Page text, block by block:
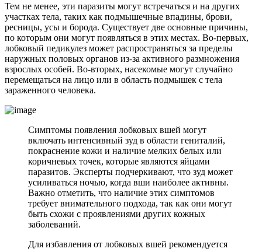
Тем не менее, эти паразиты могут встречаться и на других
участках тела, таких как подмышечные впадины, брови,
ресницы, усы и борода. Существует две основные причины,
по которым они могут появляться в этих местах. Во-первых,
лобковый педикулез может распространяться за пределы
наружных половых органов из-за активного размножения
взрослых особей. Во-вторых, насекомые могут случайно
перемещаться на лицо или в область подмышек с тела
зараженного человека.
Симптомы появления лобковых вшей могут
включать интенсивный зуд в области гениталий,
покраснение кожи и наличие мелких белых или
коричневых точек, которые являются яйцами
паразитов. Эксперты подчеркивают, что зуд может
усиливаться ночью, когда вши наиболее активны.
Важно отметить, что наличие этих симптомов
требует внимательного подхода, так как они могут
быть схожи с проявлениями других кожных
заболеваний.
Для избавления от лобковых вшей рекомендуется